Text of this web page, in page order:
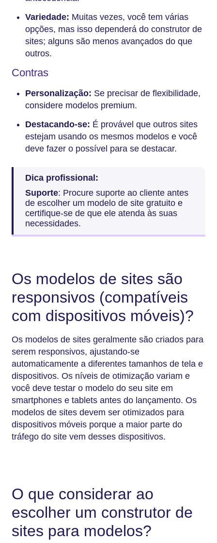
Variedade: Muitas vezes, você tem várias
opções, mas isso dependerá do construtor de
sites; alguns são menos avançados do que
outros.
Contras
Personalização: Se precisar de flexibilidade,
considere modelos premium.
Destacando-se: É provável que outros sites
estejam usando os mesmos modelos e você
deve fazer o possível para se destacar.
Dica profissional:
Suporte: Procure suporte ao cliente antes
de escolher um modelo de site gratuito e
certifique-se de que ele atenda às suas
necessidades.
Os modelos de sites são
responsivos (compatíveis
com dispositivos móveis)?
Os modelos de sites geralmente são criados para
serem responsivos, ajustando-se
automaticamente a diferentes tamanhos de tela e
dispositivos. Os níveis de otimização variam e
você deve testar o modelo do seu site em
smartphones e tablets antes do lançamento. Os
modelos de sites devem ser otimizados para
dispositivos móveis porque a maior parte do
tráfego do site vem desses dispositivos.
O que considerar ao
escolher um construtor de
sites para modelos?